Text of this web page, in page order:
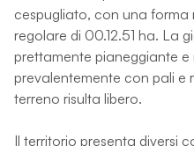
cespugliato, con una
regolare di 00.12.51 ha. La
prettamente pianeggiante
prevalentemente con pali e
terreno risulta libero.
Il territorio presenta diversi